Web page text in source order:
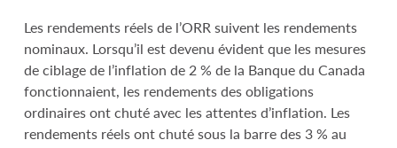
Les rendements réels de l’ORR suivent les rendements
nominaux. Lorsqu’il est devenu évident que les mesures
de ciblage de l’inflation de 2 % de la Banque du Canada
fonctionnaient, les rendements des obligations
ordinaires ont chuté avec les attentes d’inflation. Les
rendements réels ont chuté sous la barre des 3 % au